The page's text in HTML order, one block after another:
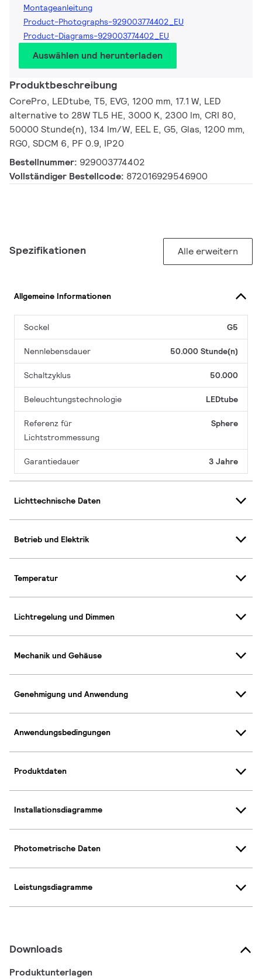
Montageanleitung
Product-Photographs-929003774402_EU
Product-Diagrams-929003774402_EU
Auswählen und herunterladen
Produktbeschreibung
CorePro, LEDtube, T5, EVG, 1200 mm, 17.1 W, LED
alternative to 28W TL5 HE, 3000 K, 2300 lm, CRI 80,
50000 Stunde(n), 134 lm/W, EEL E, G5, Glas, 1200 mm,
RG0, SDCM 6, PF 0.9, IP20
Bestellnummer: 929003774402
Vollständiger Bestellcode: 872016929546900
Spezifikationen Alle erweitern
Allgemeine Informationen
Sockel G5
Nennlebensdauer 50.000 Stunde(n)
Schaltzyklus 50.000
Beleuchtungstechnologie LEDtube
Referenz für
Lichtstrommessung
Sphere
Garantiedauer 3 Jahre
Lichttechnische Daten
Betrieb und Elektrik
Temperatur
Lichtregelung und Dimmen
Mechanik und Gehäuse
Genehmigung und Anwendung
Anwendungsbedingungen
Produktdaten
Installationsdiagramme
Photometrische Daten
Leistungsdiagramme
Downloads
Produktunterlagen